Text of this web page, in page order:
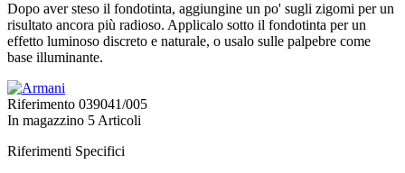
Dopo aver steso il fondotinta, aggiungine un po' sugli zigomi per un
risultato ancora più radioso. Applicalo sotto il fondotinta per un
effetto luminoso discreto e naturale, o usalo sulle palpebre come
base illuminante.
Riferimento 039041/005
In magazzino 5 Articoli
Riferimenti Specifici